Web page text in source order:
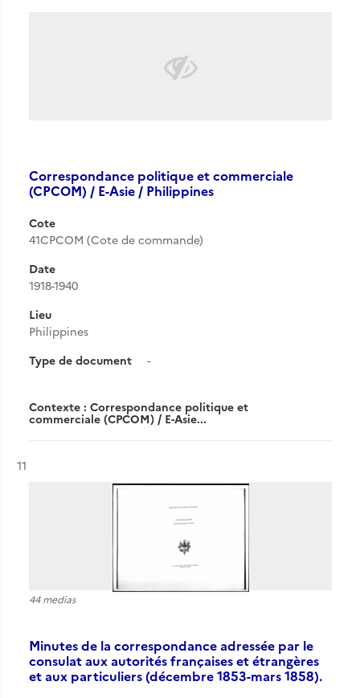
Correspondance politique et commerciale
(CPCOM) / E-Asie / Philippines
Cote
41CPCOM (Cote de commande)
Date
1918-1940
Lieu
Philippines
Type de document
-
Contexte : Correspondance politique et
commerciale (CPCOM) / E-Asie...
Résultat n°
11
44 medias
Minutes de la correspondance adressée par le
consulat aux autorités françaises et étrangères
et aux particuliers (décembre 1853-mars 1858).